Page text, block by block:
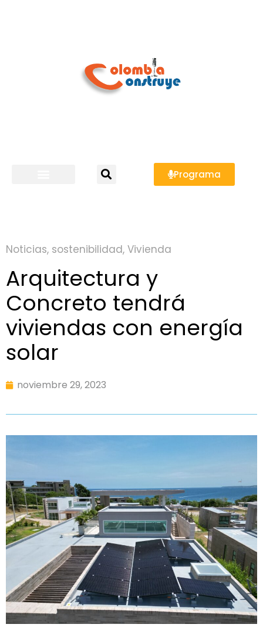
Programa
Noticias, sostenibilidad, Vivienda
Arquitectura y
Concreto tendrá
viviendas con energía
solar
noviembre 29, 2023